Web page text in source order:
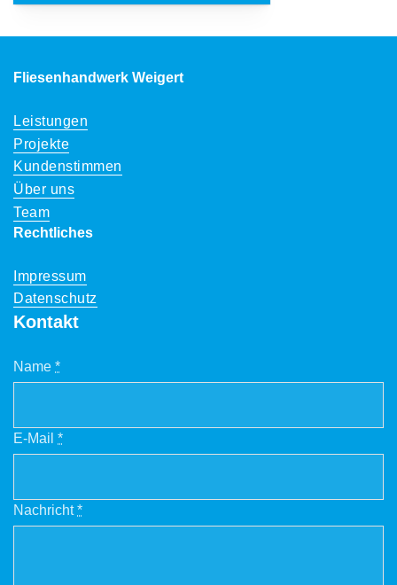
Fliesenhandwerk Weigert
Leistungen
Projekte
Kundenstimmen
Über uns
Team
Rechtliches
Impressum
Datenschutz
Kontakt
Name *
E-Mail *
Nachricht*